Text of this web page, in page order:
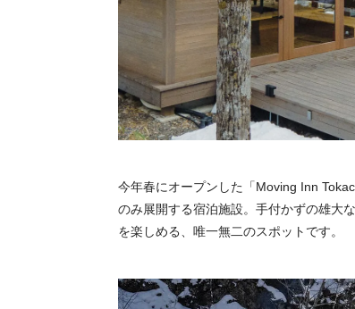
今年春にオープンした「Moving Inn
のみ展開する宿泊施設。手付かずの雄大
を楽しめる、唯一無二のスポットです。